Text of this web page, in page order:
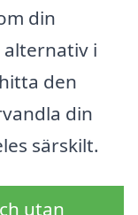
din
i
den
din
särskilt.
utan